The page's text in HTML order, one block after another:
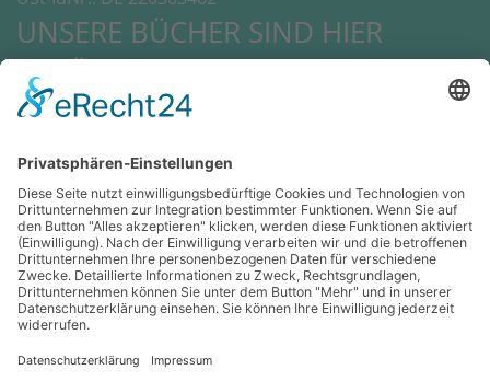
UNSERE BÜCHER SIND HIER
ERHÄLTLICH